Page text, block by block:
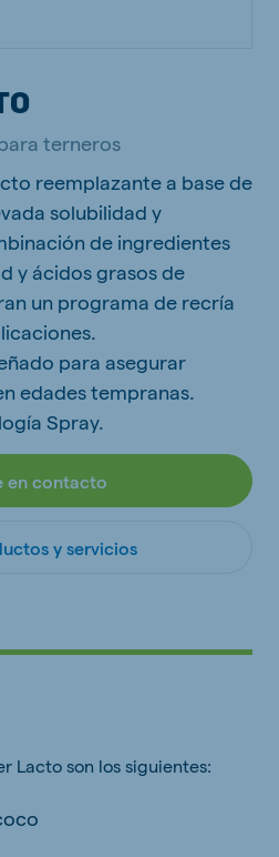
terneros
reemplazante a base de
solubilidad y
de ingredientes
y ácidos grasos de
un programa de recría
para asegurar
edades tempranas.
Spray.
en contacto
y servicios
Lacto son los siguientes: